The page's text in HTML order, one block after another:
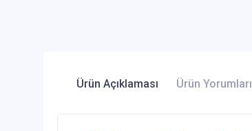
Ürün Açıklaması Ürün Yorumları